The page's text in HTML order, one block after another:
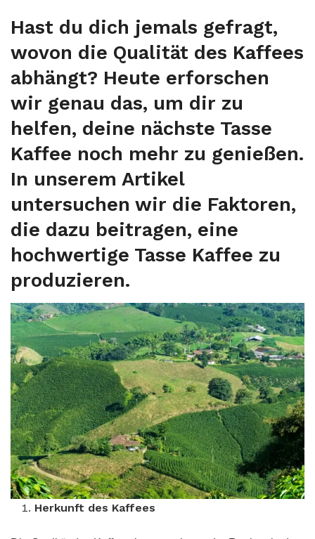
Hast du dich jemals gefragt,
wovon die Qualität des Kaffees
abhängt? Heute erforschen
wir genau das, um dir zu
helfen, deine nächste Tasse
Kaffee noch mehr zu genießen.
In unserem Artikel
untersuchen wir die Faktoren,
die dazu beitragen, eine
hochwertige Tasse Kaffee zu
produzieren.
Herkunft des Kaffees